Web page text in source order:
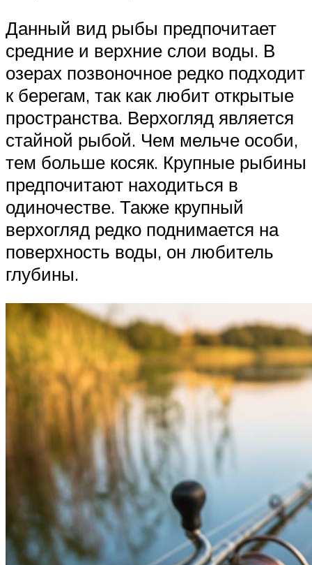
Данный вид рыбы предпочитает
средние и верхние слои воды. В
озерах позвоночное редко подходит
к берегам, так как любит открытые
пространства. Верхогляд является
стайной рыбой. Чем мельче особи,
тем больше косяк. Крупные рыбины
предпочитают находиться в
одиночестве. Также крупный
верхогляд редко поднимается на
поверхность воды, он любитель
глубины.